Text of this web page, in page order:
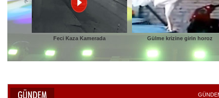
Feci Kaza Kamerada Gülme krizine girin horoz